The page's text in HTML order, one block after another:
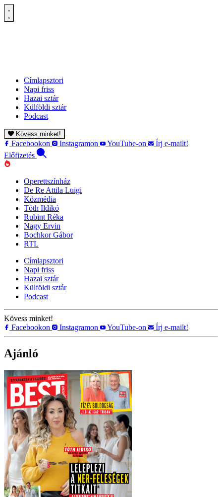
Címlapsztori
Napi friss
Hazai sztár
Külföldi sztár
Podcast
Kövess minket!
Facebookon Instagramon YouTube-on
Írj e-mailt!
Előfizetés
Operettszínház
De Re Attila Luigi
Közmédia
Tóth Ildikó
Rubint Réka
Nagy Ervin
Bochkor Gábor
RTL
Címlapsztori
Napi friss
Hazai sztár
Külföldi sztár
Podcast
Kövess minket!
Facebookon
Instagramon YouTube-on Írj e-mailt!
Ajánló